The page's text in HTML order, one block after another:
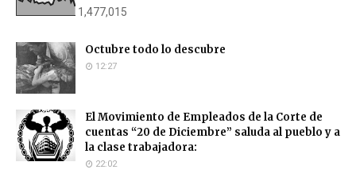
1,477,015
Octubre todo lo descubre
12:27
El Movimiento de Empleados de la Corte de
cuentas “20 de Diciembre” saluda al pueblo y a
la clase trabajadora:
22:02